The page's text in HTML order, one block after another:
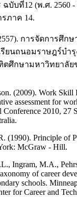
บับที่12 (พ.ศ. 2560
ภาค 14.
การจัดการศึก
ยนถนอมราษฎร์บำ
ศึกษามหาวิทยาลัยข
(2009). Work Skill
assessment for
2010, 27
(1990). Principle of
McGraw - Hill.
Ingram, M.A.,
of career
schools.
for Career and